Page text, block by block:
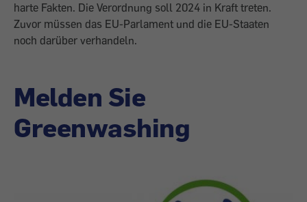
harte Fakten. Die Verordnung soll 2024 in Kraft treten.
Zuvor müssen das EU-Parlament und die EU-Staaten
noch darüber verhandeln.
Melden Sie
Greenwashing